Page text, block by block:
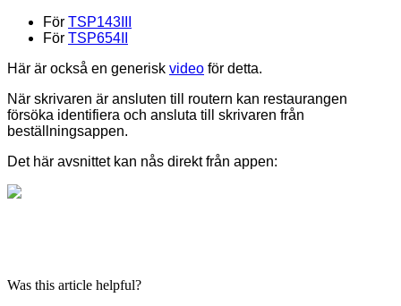
För TSP143III
För TSP654II
Här är också en generisk video för detta.
När skrivaren är ansluten till routern kan restaurangen
försöka identifiera och ansluta till skrivaren från
beställningsappen.
Det här avsnittet kan nås direkt från appen:
Was this article helpful?